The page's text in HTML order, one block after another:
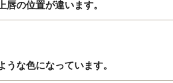
の位置が違います。
な色になっています。